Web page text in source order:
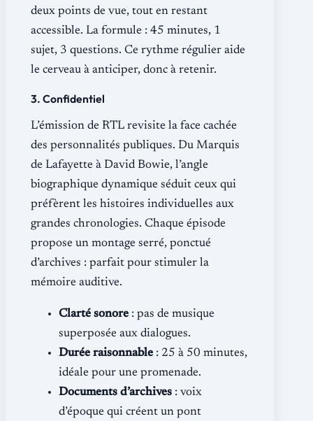
deux points de vue, tout en restant
accessible. La formule : 45 minutes, 1
sujet, 3 questions. Ce rythme régulier aide
le cerveau à anticiper, donc à retenir.
3. Confidentiel
L’émission de RTL revisite la face cachée
des personnalités publiques. Du Marquis
de Lafayette à David Bowie, l’angle
biographique dynamique séduit ceux qui
préfèrent les histoires individuelles aux
grandes chronologies. Chaque épisode
propose un montage serré, ponctué
d’archives : parfait pour stimuler la
mémoire auditive.
Clarté sonore : pas de musique
superposée aux dialogues.
Durée raisonnable : 25 à 50 minutes,
idéale pour une promenade.
Documents d’archives : voix
d’époque qui créent un pont